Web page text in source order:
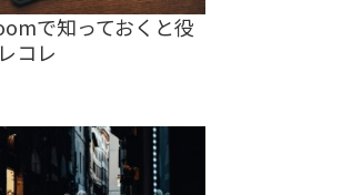
で知っておくと役
コレ